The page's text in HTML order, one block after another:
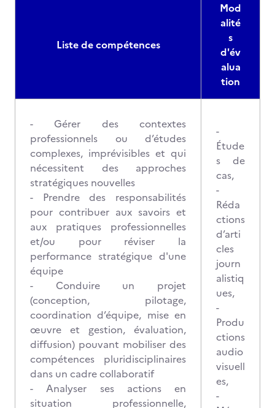
Liste de compétences
Mod
alité
s
d'év
alua
tion
- Gérer des contextes
professionnels ou d’études
complexes, imprévisibles et qui
nécessitent des approches
stratégiques nouvelles
- Prendre des responsabilités
pour contribuer aux savoirs et
aux pratiques professionnelles
et/ou pour réviser la
performance stratégique d'une
équipe
- Conduire un projet
(conception, pilotage,
coordination d’équipe, mise en
œuvre et gestion, évaluation,
diffusion) pouvant mobiliser des
compétences pluridisciplinaires
dans un cadre collaboratif
- Analyser ses actions en
situation professionnelle,
-
Étude
s de
cas,
-
Réda
ctions
d’arti
cles
journ
alistiq
ues,
-
Produ
ctions
audio
visuell
es,
-